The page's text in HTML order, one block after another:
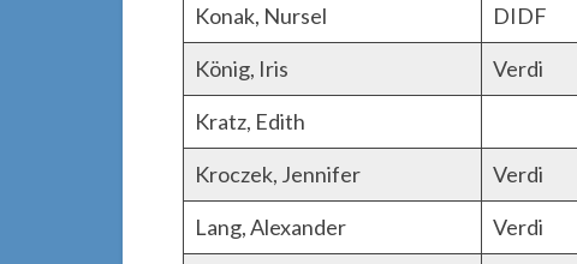
Konak, Nursel
DIDF
König, Iris
Verdi
Kratz, Edith
Kroczek, Jennifer
Verdi
Lang, Alexander
Verdi